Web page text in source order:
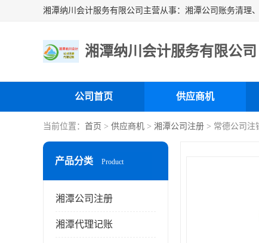
湘潭纳川会计服务有限公司
公司首页 供应商机
当前位置： 首页 > 供应商机 > 湘潭公司注册 > 常德公司注
产品分类 Product
湘潭公司注册
湘潭代理记账